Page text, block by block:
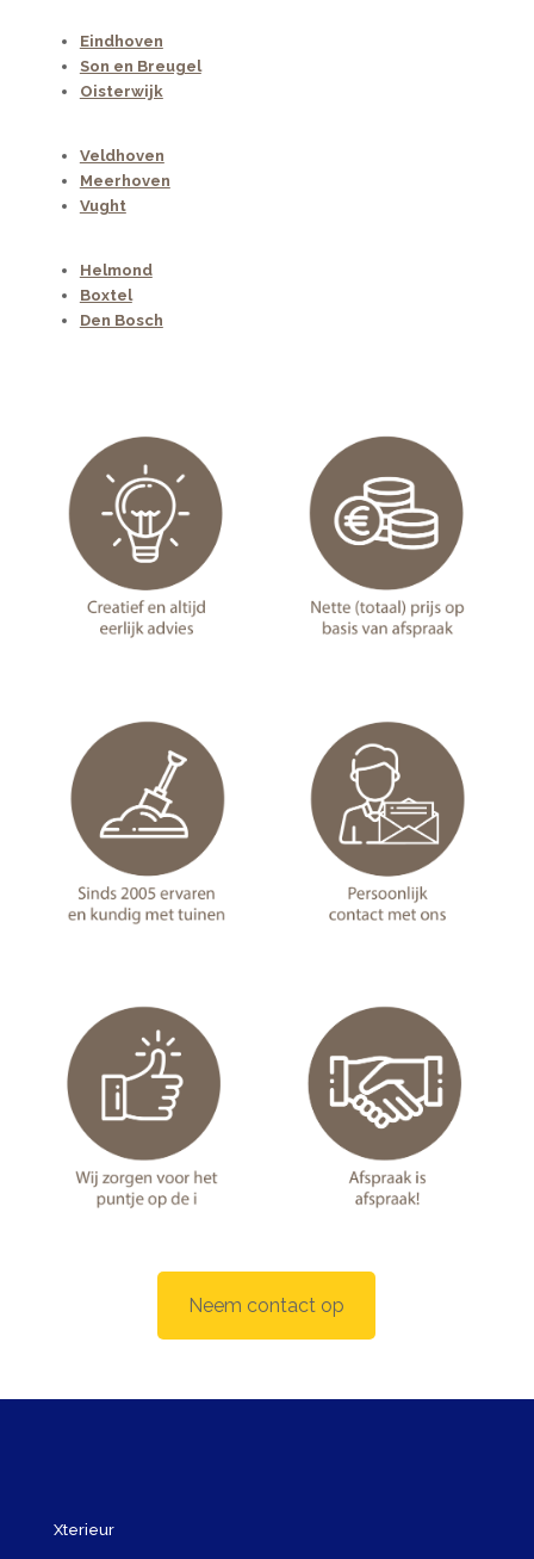
Eindhoven
Son en Breugel
Oisterwijk
Veldhoven
Meerhoven
Vught
Helmond
Boxtel
Den Bosch
Neem contact op
Xterieur